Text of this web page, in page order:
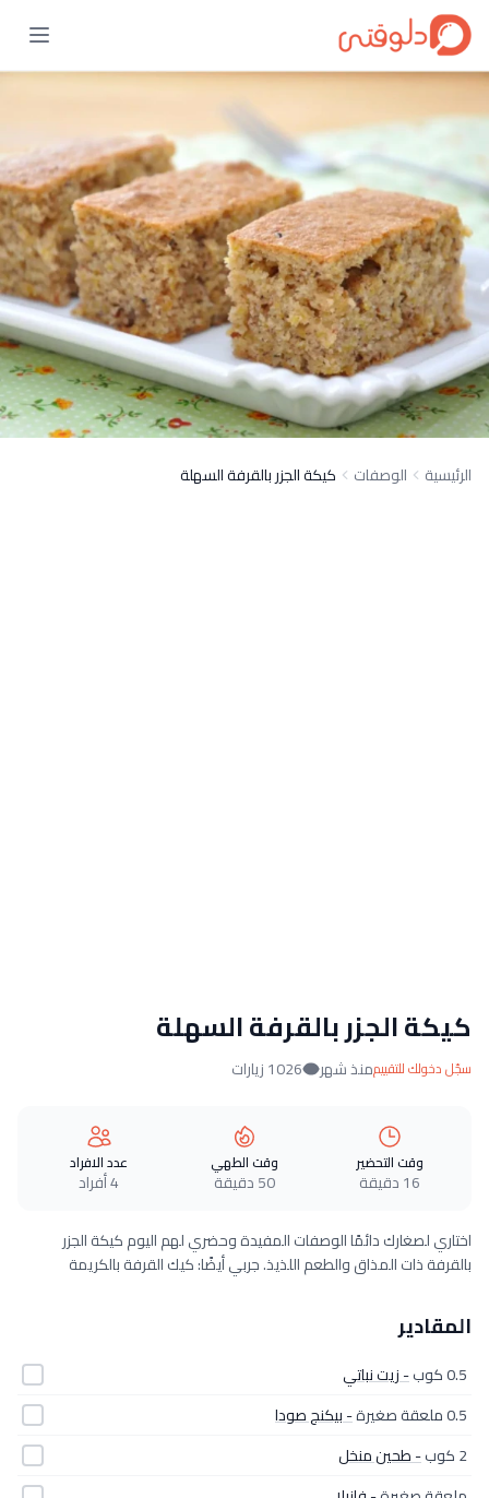
الرئيسية الوصفات كيكة الجزر بالقرفة السهلة
كيكة الجزر بالقرفة السهلة
سجّل دخولك للتقييممنذ شهر 1026 زيارات
وقت التحضير
16 دقيقة
وقت الطهي
50 دقيقة
عدد الافراد
4 أفراد
اختاري لصغارك دائمًا الوصفات المفيدة وحضري لهم اليوم كيكة الجزر
بالقرفة ذات المذاق والطعم اللذيذ. جربي أيضًا: كيك القرفة بالكريمة
المقادير
0.5 كوب
- زيت نباتي
0.5 ملعقة صغيرة
- بيكنج صودا
2 كوب
- طحين منخل